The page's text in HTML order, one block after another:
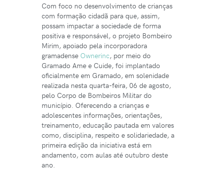
Com foco no desenvolvimento de crianças
com formação cidadã para que, assim,
possam impactar a sociedade de forma
positiva e responsável, o projeto Bombeiro
Mirim, apoiado pela incorporadora
gramadense Ownerinc, por meio do
Gramado Ame e Cuide, foi implantado
oficialmente em Gramado, em solenidade
realizada nesta quarta-feira, 06 de agosto,
pelo Corpo de Bombeiros Militar do
município. Oferecendo a crianças e
adolescentes informações, orientações,
treinamento, educação pautada em valores
como, disciplina, respeito e solidariedade, a
primeira edição da iniciativa está em
andamento, com aulas até outubro deste
ano.